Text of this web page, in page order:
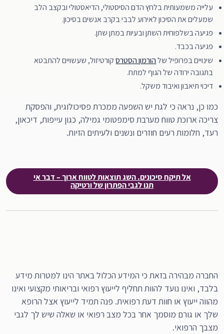
עלייה משמעותית בלחץ הדם הסיסטולי, הדיאסטולי ובקצב הלב
שמעלים את הסיכון לאירוע לבבי בקרב אנשים בסיכון.
פגיעה בשלפוחית השתן ובעיות במתן שתן.
פגיעה בכבד.
שינויים בפרופיל שלהורמון הסטרסקורטיזול, שעשויים להתבטא
בתגובה ירודה של הגוף למתח.
דיכוי תיאבון ואיבוד משקל.
כמו כן, נראה כי לגת יש השפעה ממכרת פסיכולוגית, והפסקת
צריכה ארוכת טווח מערבת סימפטומי גמילה, כגון עייפות, דיכאון,
רעד, חלומות רעים חוזרים ונשנים ולעיתים הזיות.
אל תיקח סיכונים. השג תוצאות לטווח ארוך – דבר אי
תנו לגבי הפתרון של ורטיקה
החברה מבהירה בזאת כי המידע הכלול באתר הינו למטרות מידע
בלבד, ואינו נועד להוות תחליף לייעוץ רפואי ובריאותי מקצועי ואינו
מהווה ייעוץ או חוות דעת רפואית. פנה תמיד לייעוץ אצל הרופא
שלך או גורם מוסמך אחר בכל מצב רפואי או שאלה שיש לך לגבי
מצבך הרפואי.